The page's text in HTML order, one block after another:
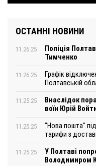
ОСТАННІ НОВИНИ
11.26.25
Поліція
Тимченко
11.26.25
Графік
Полтавській
11.25.25
Внаслідок
воїн Юрій
11.25.25
"Нова пошта"
тарифи з
11.25.25
У Полтаві
Володимиром